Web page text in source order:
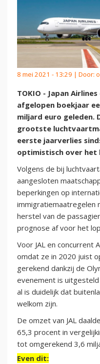
8 mei 2021 - 13:29 | Door:
TOKIO - Japan
afgelopen boekjaar
miljard euro geleden.
grootste
eerste jaarverlies
optimistisch over het
Volgens de bij
aangesloten
beperkingen op
immigratiemaatregelen
herstel van de
prognose af voor het
Voor JAL en concurrent
omdat ze in 2020 juist
gerekend dankzij de
evenement is
al is duidelijk dat
welkom zijn.
De omzet van JAL
65,3 procent in
tot omgerekend 3,6
Even dit: